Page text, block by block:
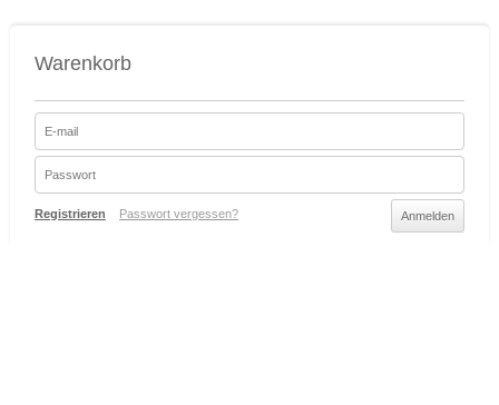
Warenkorb
Registrieren Passwort vergessen?